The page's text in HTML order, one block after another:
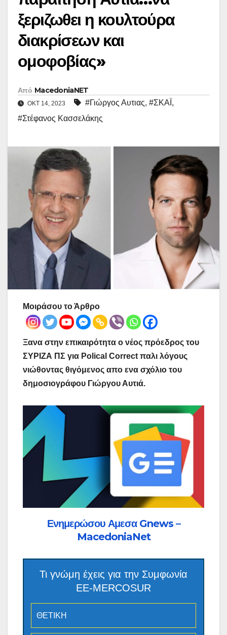
ξεριζωθει η κουλτούρα
διακρίσεων και
ομοφοβίας»
Από MacedoniaNET
ΟΚΤ 14, 2023 #Γιώργος Αυτιας, #ΣΚΑΪ ,
#Στέφανος Κασσελάκης
Μοιράσου το Άρθρο
Ξανα στην επικαιρότητα ο νέος πρόεδρος του
ΣΥΡΙΖΑ ΠΣ για Polical Correct παλι λόγους
νιώθοντας θιγόμενος απο ενα σχόλιο του
δημοσιογράφου Γιώργου Αυτιά.
Ενημερώσου Αμεσα Gnews –
MacedoniaNet
Τι γνώμη έχεις για την Συμφωνία
ΕΕ-MERCOSUR
ΘΕΤΙΚΗ